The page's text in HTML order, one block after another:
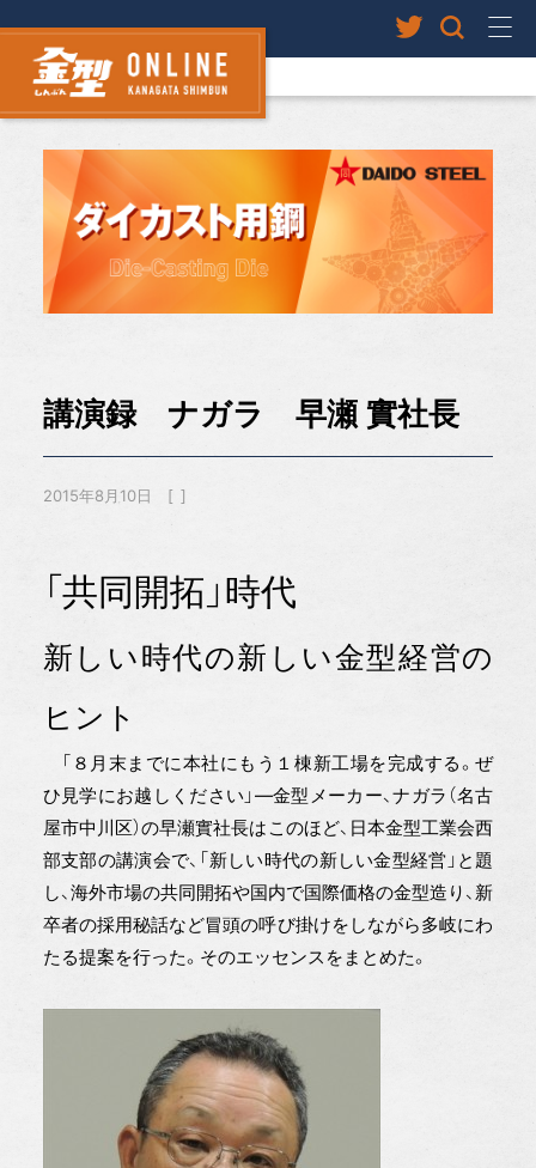
講演録 ナガラ 早瀬 實社長
2015年8月10日
「共同開拓」時代
新しい時代の新しい金型経営の
ヒント
「８月末までに本社にもう１棟新工場を完成する。ぜ
ひ見学にお越しください」―金型メーカー、ナガラ（名古
屋市中川区）の早瀬實社長はこのほど、日本金型工業会西
部支部の講演会で、「新しい時代の新しい金型経営」と題
し、海外市場の共同開拓や国内で国際価格の金型造り、新
卒者の採用秘話など冒頭の呼び掛けをしながら多岐にわ
たる提案を行った。そのエッセンスをまとめた。